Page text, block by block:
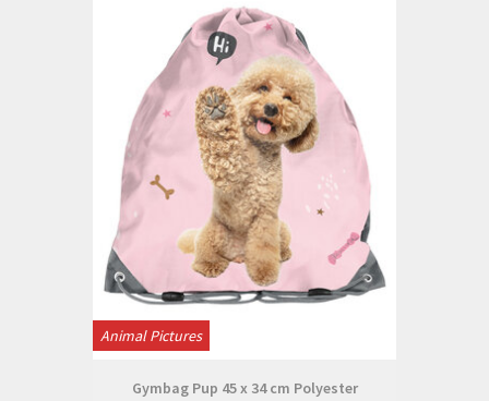
Animal Pictures
Gymbag Pup 45 x 34 cm Polyester